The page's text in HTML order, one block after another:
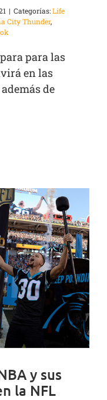
| Categorías:Life
City Thunder,
para las
en las
de
y sus
la NFL